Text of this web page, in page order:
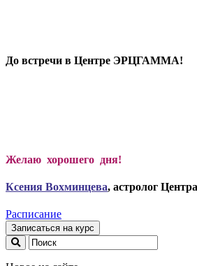
До встречи в Центре ЭРЦГАММА!
Желаю хорошего дня!
Ксения Вохминцева, астролог
Расписание
Записаться на курс